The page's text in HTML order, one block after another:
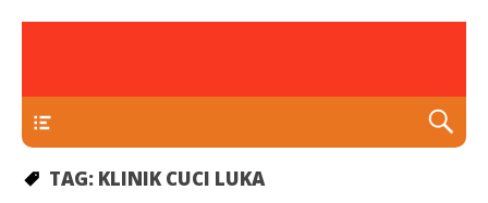
TAG: KLINIK CUCI LUKA